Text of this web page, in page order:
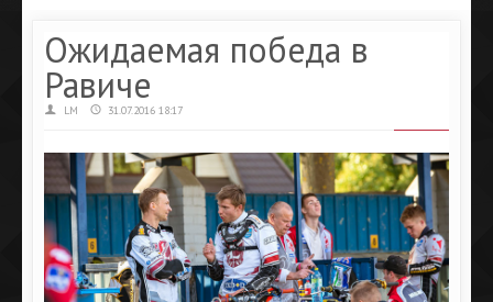
Ожидаемая победа в
Равиче
LM 31.07.2016 18:17